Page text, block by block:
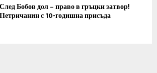
След Бобов дол – право в гръцки затвор!
Петричанин с 10-годишна присъда